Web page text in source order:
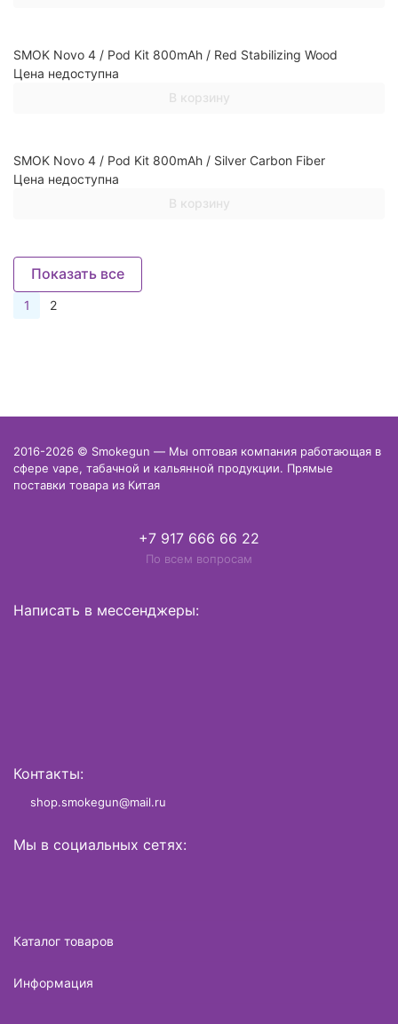
SMOK Novo 4 / Pod Kit 800mAh / Red Stabilizing Wood
Цена недоступна
В корзину
SMOK Novo 4 / Pod Kit 800mAh / Silver Carbon Fiber
Цена недоступна
В корзину
Показать все
1 2
2016-2026 © Smokegun — Мы оптовая компания работающая в
сфере vape, табачной и кальянной продукции. Прямые
поставки товара из Китая
+7 917 666 66 22
По всем вопросам
Написать в мессенджеры:
Контакты:
shop.smokegun@mail.ru
Мы в социальных сетях:
Каталог товаров
Информация